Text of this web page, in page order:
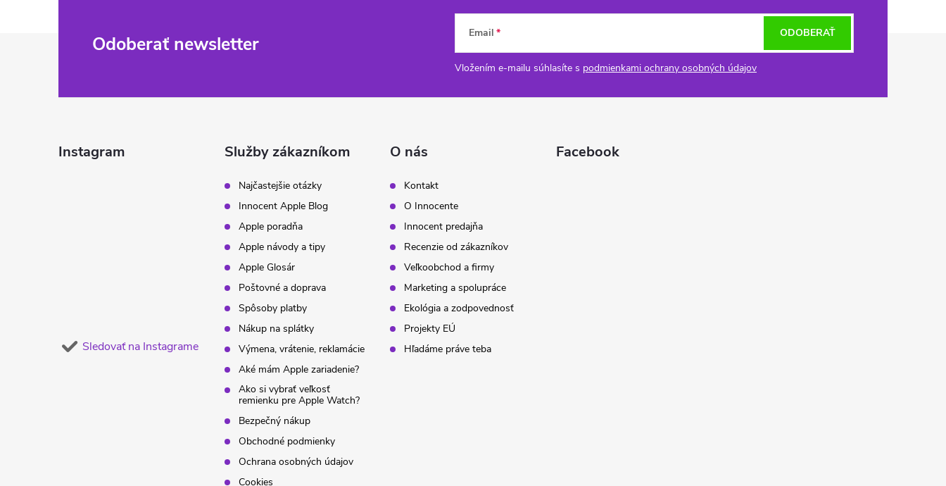
Odoberať newsletter Email
Vložením e-mailu súhlasíte s podmienkami ochrany osobných údajov
ODOBERAŤ
Instagram
Sledovať na Instagrame
Služby zákazníkom
Najčastejšie otázky
Innocent Apple Blog
Apple poradňa
Apple návody a tipy
Apple Glosár
Poštovné a doprava
Spôsoby platby
Nákup na splátky
Výmena, vrátenie, reklamácie
Aké mám Apple zariadenie?
Ako si vybrať veľkosť
remienku pre Apple Watch?
Bezpečný nákup
Obchodné podmienky
Ochrana osobných údajov
Cookies
O nás
Kontakt
O Innocente
Innocent predajňa
Recenzie od zákazníkov
Veľkoobchod a firmy
Marketing a spolupráce
Ekológia a zodpovednosť
Projekty EÚ
Hľadáme práve teba
Facebook